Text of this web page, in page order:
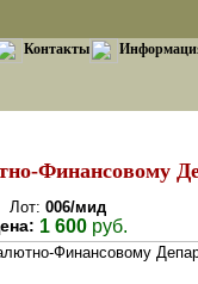
Контакты
Финансовому
Лот: 006/мид
1 600 руб.